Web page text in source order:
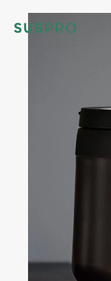
オリジナルエコグッズ制
エコアメニティ・グッズ
コーヒー粉再利用雑貨